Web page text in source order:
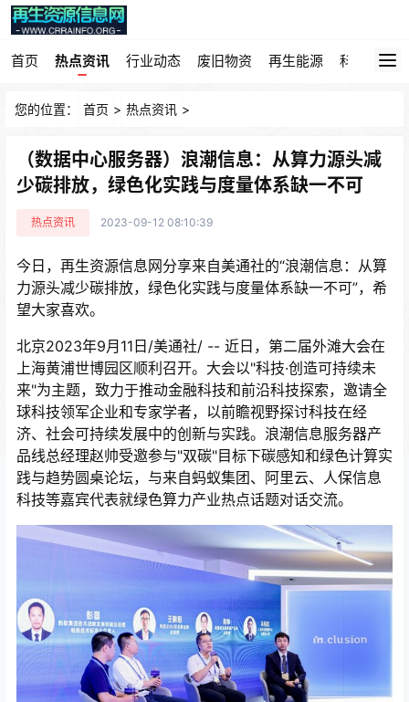
首页 热点资讯 行业动态 废旧物资 再生能源 科技园地
您的位置： 首页 > 热点资讯 >
（数据中心服务器）浪潮信息：从算力源头减
少碳排放，绿色化实践与度量体系缺一不可
热点资讯 2023-09-12 08:10:39
今日，再生资源信息网分享来自美通社的“浪潮信息：从算
力源头减少碳排放，绿色化实践与度量体系缺一不可”，希
望大家喜欢。
北京2023年9月11日/美通社/ -- 近日，第二届外滩大会在
上海黄浦世博园区顺利召开。大会以"科技·创造可持续未
来"为主题，致力于推动金融科技和前沿科技探索，邀请全
球科技领军企业和专家学者，以前瞻视野探讨科技在经
济、社会可持续发展中的创新与实践。浪潮信息服务器产
品线总经理赵帅受邀参与"双碳"目标下碳感知和绿色计算实
践与趋势圆桌论坛，与来自蚂蚁集团、阿里云、人保信息
科技等嘉宾代表就绿色算力产业热点话题对话交流。